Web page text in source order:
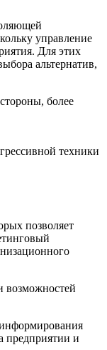
управление
Для этих
альтернатив,
более
техники
позволяет
возможностей
предприятии и